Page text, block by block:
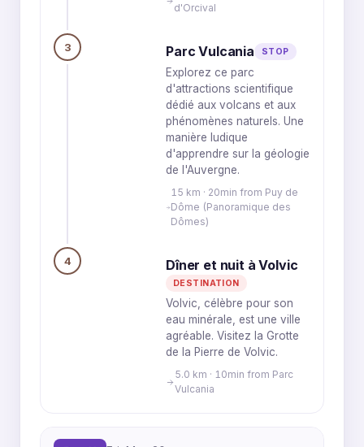
d'Orcival
3 Parc Vulcania STOP
Explorez ce parc
d'attractions scientifique
dédié aux volcans et aux
phénomènes naturels. Une
manière ludique
d'apprendre sur la géologie
de l'Auvergne.
15 km · 20min from Puy de
Dôme (Panoramique des
Dômes)
4 Dîner et nuit à Volvic
DESTINATION
Volvic, célèbre pour son
eau minérale, est une ville
agréable. Visitez la Grotte
de la Pierre de Volvic.
5.0 km · 10min from Parc
Vulcania